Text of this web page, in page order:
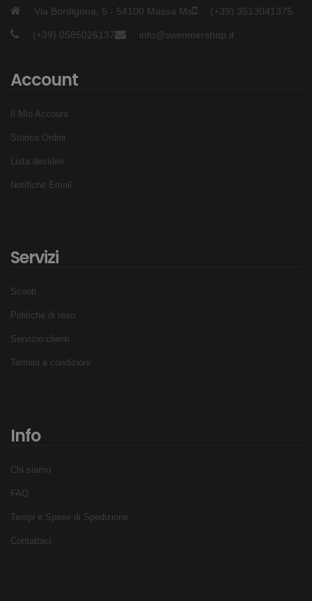
Elastico
Spalline incrociate sul retro
Vestibilità “Slim Fit” modella e snellisce la figura.
Resistente agli attacchi del cloro e ai raggi UV
Via Bordigona, 5 - 54100 Massa Ms (+39) 3513041375
(+39) 0585026137 info@swimmershop.it
Account
Il Mio Account
Storico Ordini
Lista desideri
Notifiche Email
Servizi
Sconti
Politiche di reso
Servizio clienti
Termini e condizioni
Info
Chi siamo
FAQ
Tempi e Spese di Spedizione
Contattaci